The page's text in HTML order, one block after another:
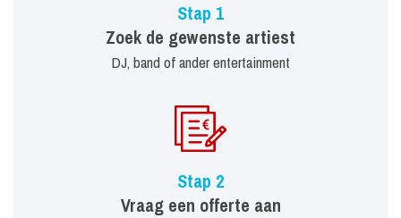
Stap 1
Zoek de gewenste artiest
DJ, band of ander entertainment
Stap 2
Vraag een offerte aan